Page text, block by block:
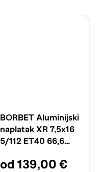
BORBET Aluminijski
naplatak XR 7,5x16
5/112 ET40 66,6
od 139,00 €